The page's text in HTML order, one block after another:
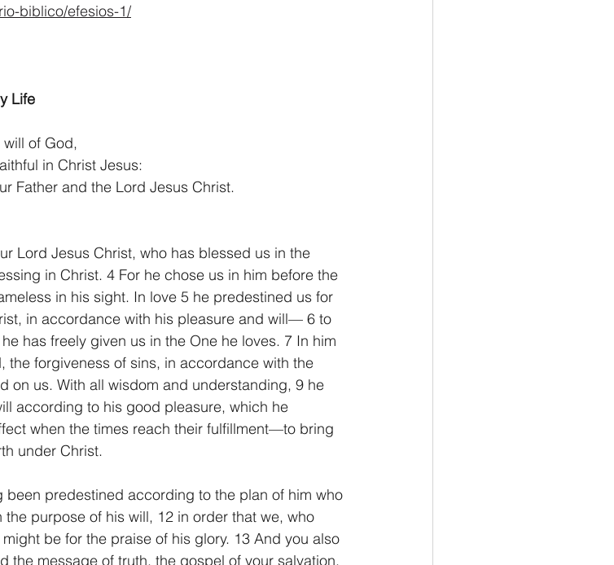
biblico/efesios-1/
Life
of God,
in Christ Jesus:
Father and the Lord Jesus Christ.
Lord Jesus Christ, who has blessed us in the
in Christ. 4 For he chose us in him before the
in his sight. In love 5 he predestined us for
in accordance with his pleasure and will— 6 to
has freely given us in the One he loves. 7 In him
the forgiveness of sins, in accordance with the
on us. With all wisdom and understanding, 9 he
according to his good pleasure, which he
when the times reach their fulfillment—to bring
under Christ.
been predestined according to the plan of him who
purpose of his will, 12 in order that we, who
be for the praise of his glory. 13 And you also
the message of truth, the gospel of your salvation.